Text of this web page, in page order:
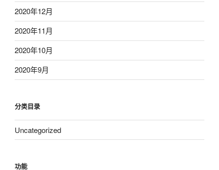
2020年12月
2020年11月
2020年10月
2020年9月
分类目录
Uncategorized
功能